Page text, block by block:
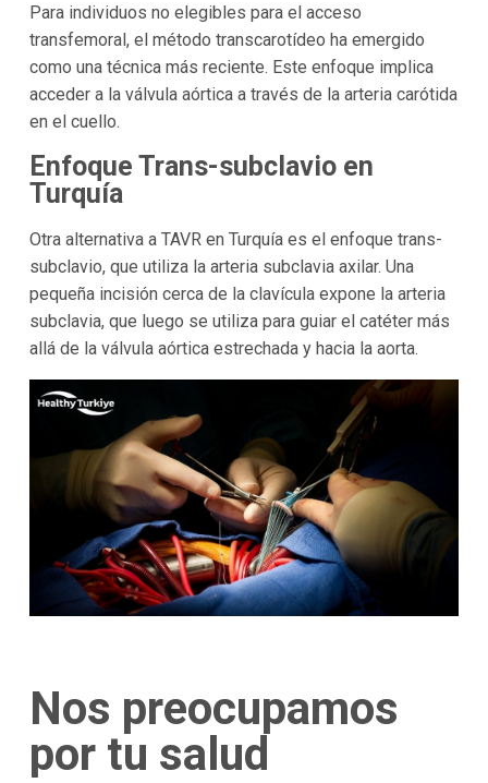
Para individuos no elegibles para el acceso
transfemoral, el método transcarotídeo ha emergido
como una técnica más reciente. Este enfoque implica
acceder a la válvula aórtica a través de la arteria carótida
en el cuello.
Enfoque Trans-subclavio en
Turquía
Otra alternativa a TAVR en Turquía es el enfoque trans-
subclavio, que utiliza la arteria subclavia axilar. Una
pequeña incisión cerca de la clavícula expone la arteria
subclavia, que luego se utiliza para guiar el catéter más
allá de la válvula aórtica estrechada y hacia la aorta.
Nos preocupamos
por tu salud